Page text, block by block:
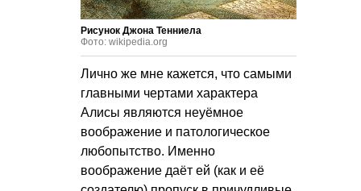
Рисунок Джона Тенниела
Фото: wikipedia.org
Лично же мне кажется, что самыми
главными чертами характера
Алисы являются неуёмное
воображение и патологическое
любопытство. Именно
воображение даёт ей (как и её